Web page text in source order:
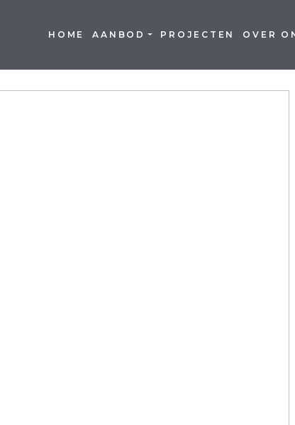
HOME AANBOD PROJECTEN OVER